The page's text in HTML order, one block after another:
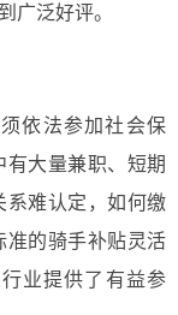
广泛好评。
依法参加社会保
有大量兼职、短期
系难认定，如何缴
准的骑手补贴灵活
业提供了有益参